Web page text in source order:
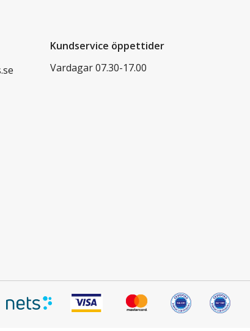
Kundservice öppettider
Vardagar 07.30-17.00